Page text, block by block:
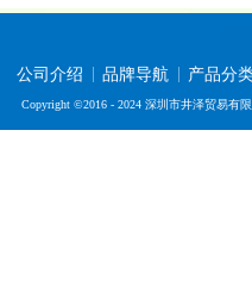
公司介绍 品牌导航 产品分
Copyright ©2016 - 2024 深圳市井泽贸易有